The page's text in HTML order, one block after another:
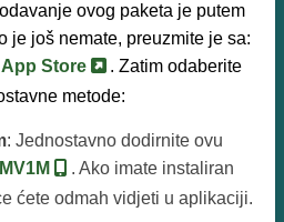
ovog paketa je putem
je još nemate, preuzmite je sa:
App Store
. Zatim odaberite
metode:
: Jednostavno dodirnite ovu
. Ako imate instaliran
ćete odmah vidjeti u aplikaciji.